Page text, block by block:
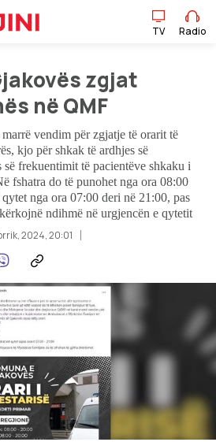
TV
TV Radio
zgjat
në QMF
vendim për zgjatje të orarit të
kjo për shkak të ardhjes së
frekuentimit të pacientëve shkaku i
fshatra do të punohet nga ora 08:00
nga ora 07:00 deri në 21:00, pas
ndihmë në urgjencën e qytetit
2024, 20:01